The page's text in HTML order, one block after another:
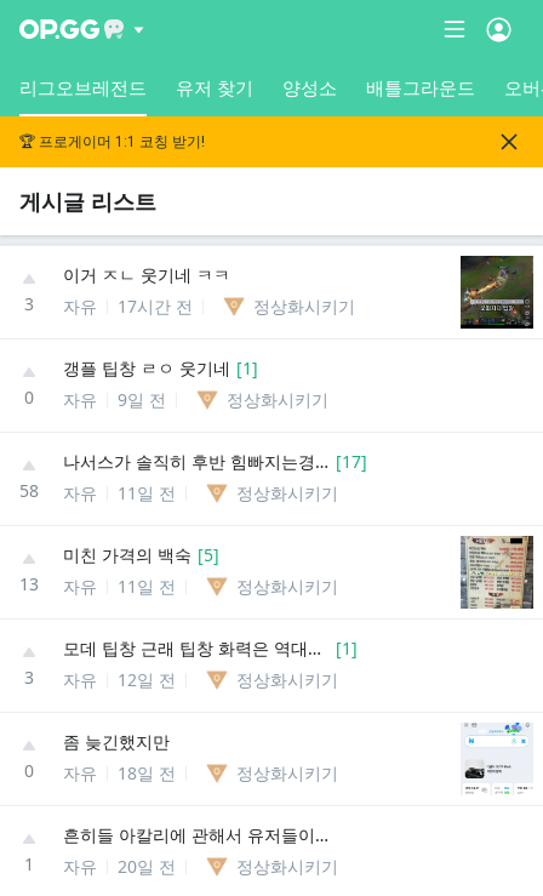
리그오브레전드 유저 찾기 양성소 배틀그라운드 오
🏆 프로게이머 1:1 코칭 받기!
게시글 리스트
3
이거 ㅈㄴ 웃기네 ㅋㅋ
자유
17시간 전 정상화시키기
0
갱플 팁창 ㄹㅇ 웃기네 [1]
자유
9일 전 정상화시키기
58
나서스가 솔직히 후반 힘빠지는경우가 많은거도 맞는데 [17]
자유
11일 전 정상화시키기
13
미친 가격의 백숙 [5]
자유
11일 전 정상화시키기
3
모데 팁창 근래 팁창 화력은 역대급이네..ㅋㅋ [1]
자유
12일 전 정상화시키기
0
좀 늦긴했지만
자유
18일 전 정상화시키기
1
흔히들 아칼리에 관해서 유저들이 착각하는거
자유
20일 전 정상화시키기